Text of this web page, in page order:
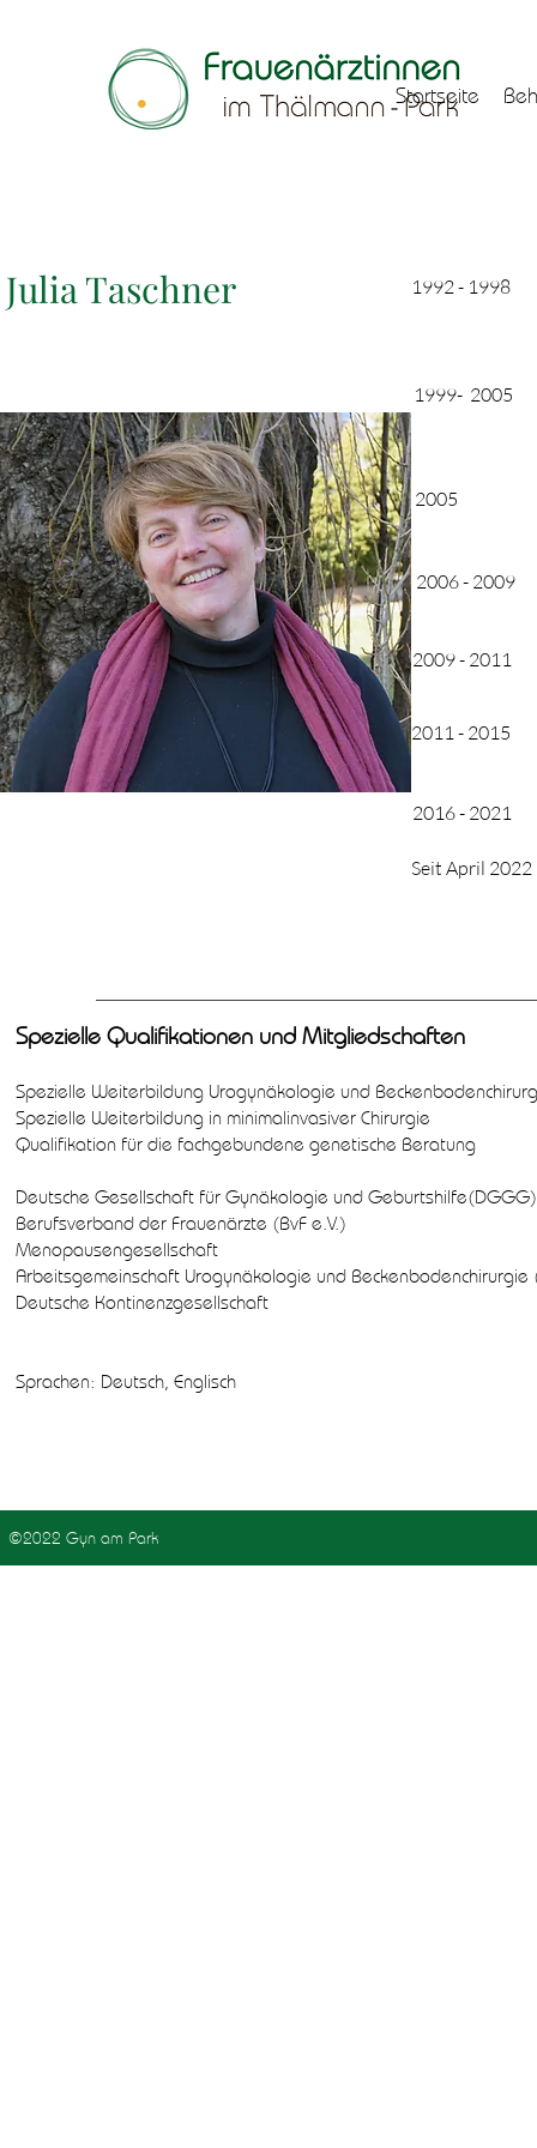
Startseite
Julia Taschner 1992 - 1998
2005
2006 - 2009
2009 - 2011
2011 - 2015
2016 - 2021
1999- 2005
Seit April 2022
Spezielle Qualifikationen und Mitgliedschaften
Spezielle Weiterbildung Urogynäkologie und
Spezielle Weiterbildung in minimalinvasiver Chirurgie
Qualifikation für die fachgebundene genetische Beratung
Deutsche Gesellschaft für Gynäkologie und Geburtshilfe(DGGG)
Berufsverband der Frauenärzte (BvF e.V.)
Menopausengesellschaft
Arbeitsgemeinschaft Urogynäkologie und Beckenbodenchirurgie
Deutsche Kontinenzgesellschaft
Sprachen: Deutsch, Englisch
©2022 Gyn am Park